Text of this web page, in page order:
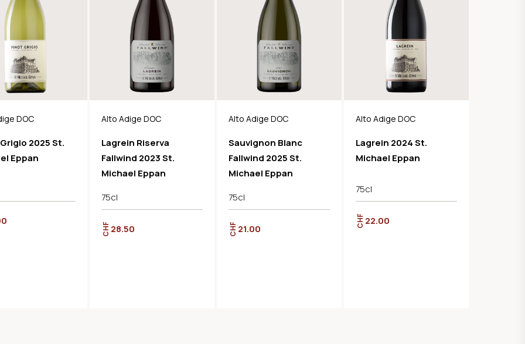
DOC
2025 St.
Eppan
Alto Adige DOC
Lagrein Riserva
Fallwind 2023 St.
Michael Eppan
75cl
CHF 28.50
Alto Adige DOC
Sauvignon Blanc
Fallwind 2025 St.
Michael Eppan
75cl
CHF 21.00
Alto Adige DOC
Lagrein 2024 St.
Michael Eppan
75cl
CHF 22.00